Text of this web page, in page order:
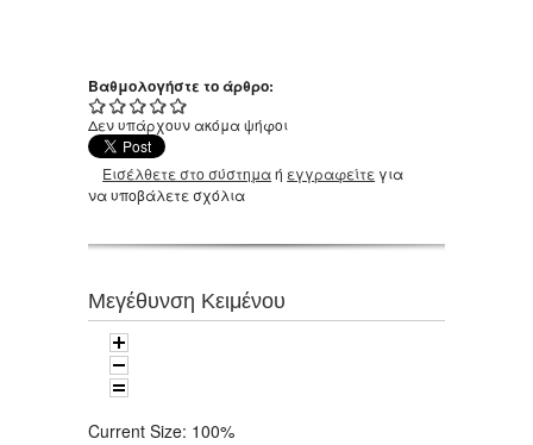
Βαθμολογήστε το άρθρο:
Δεν υπάρχουν ακόμα ψήφοι
Εισέλθετε στο σύστημαή εγγραφείτε για
να υποβάλετε σχόλια
Μεγέθυνση Κειμένου
Current Size: 100%